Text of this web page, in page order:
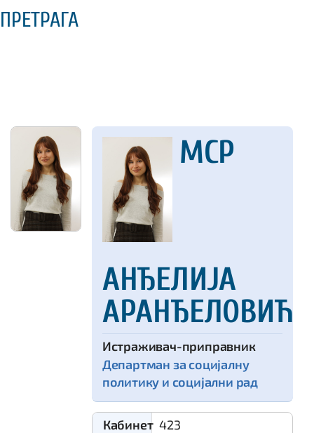
ПРЕТРАГА
МСР
АНЂЕЛИЈА
АРАНЂЕЛОВИЋ
истраживач-приправник
Департман за социјалну
политику и социјални рад
Кабинет 423